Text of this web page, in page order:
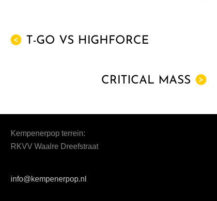
< T-GO VS HIGHFORCE
>
CRITICAL MASS
Kempenerpop terrein:
RKVV Waalre Dreefstraat
info@kempenerpop.nl